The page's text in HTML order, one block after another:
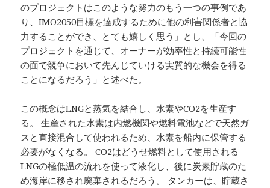
のプロジェクトはこのような努力のもう一つの事例であ
り、IMO2050目標を達成するために他の利害関係者と協
力することができ、とても嬉しく思う」とし、「今回の
プロジェクトを通じて、オーナーが効率性と持続可能性
の面で競争において先んじていける実質的な機会を得る
ことになるだろう」と述べた。
この概念はLNGと蒸気を結合し、水素やCO2を生産す
る。 生産された水素は内燃機関や燃料電池などで天然ガ
スと直接混合して使われるため、水素を船内に保管する
必要がなくなる。 CO2はどうせ燃料として使用される
LNGの極低温の流れを使って液化し、後に炭素貯蔵のた
め海岸に移され廃棄されるだろう。 タンカーは、貯蔵さ